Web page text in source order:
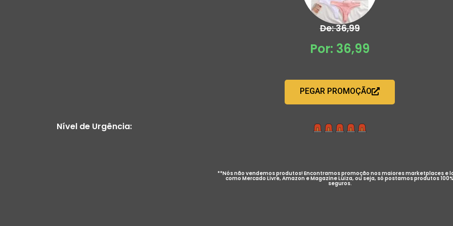
De: 36,99
Por: 36,99
PEGAR PROMOÇÃO
Nível de Urgência:
**Nós não vendemos produtos! Encontramos promoção nos maiores marketplaces e
como Mercado Livre, Amazon e Magazine Luiza, ou seja, só postamos produtos 100%
seguros.